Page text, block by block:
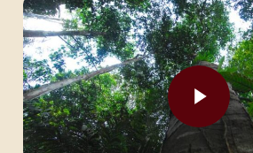
Play Video